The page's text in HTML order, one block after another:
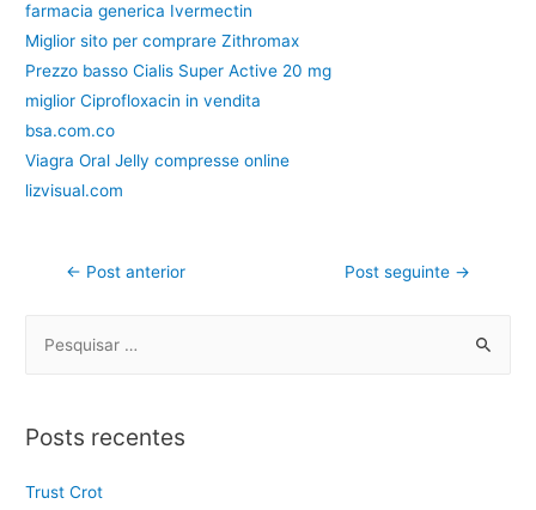
farmacia generica Ivermectin
Miglior sito per comprare Zithromax
Prezzo basso Cialis Super Active 20 mg
miglior Ciprofloxacin in vendita
bsa.com.co
Viagra Oral Jelly compresse online
lizvisual.com
← Post anterior Post seguinte →
Posts recentes
Trust Crot